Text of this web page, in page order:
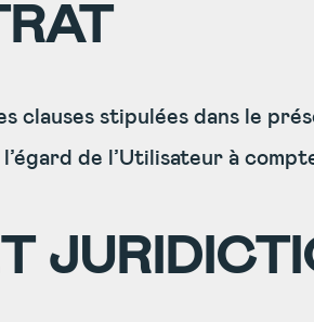
clauses stipulées dans le
de l’Utilisateur à